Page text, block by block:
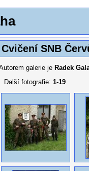
Cvičení SNB
galerie je Radek
Další fotografie: 1-19